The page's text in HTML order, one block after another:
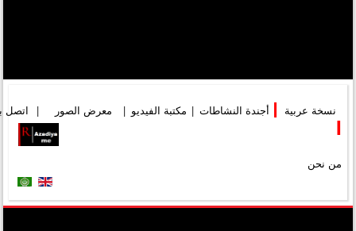
اتصل | معرض الصور | مكتبة الفيديو | أجندة النشاطات نسخة عربية
I
من نحن